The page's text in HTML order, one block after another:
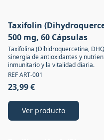
Taxifolin
500 mg, 60 Cápsulas
Taxifolina (Dihidroquercetina,
sinergia de antioxidantes y
inmunitario y la vitalidad diaria.
REF ART-001
23,99 €
Ver producto